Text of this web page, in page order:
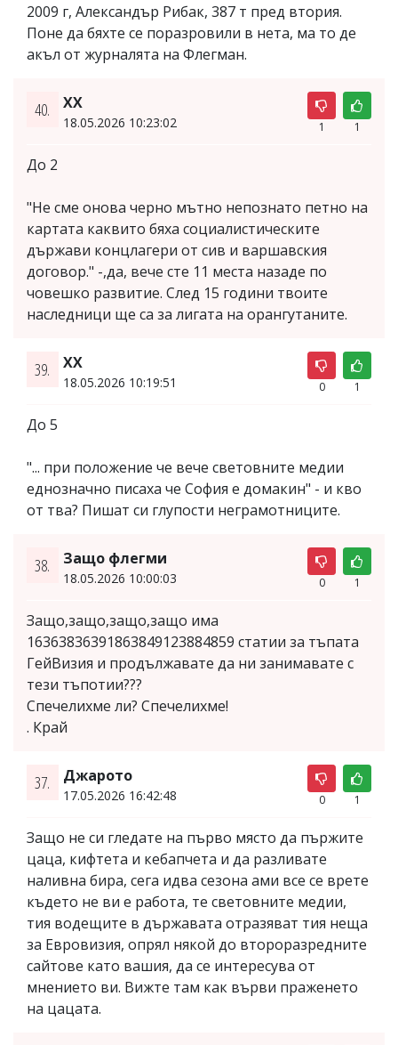
2009 г, Александър Рибак, 387 т пред втория.
Поне да бяхте се поразровили в нета, ма то де
акъл от журналята на Флегман.
40. XX
18.05.2026 10:23:02 1 1
До 2
"Не сме онова черно мътно непознато петно на
картата каквито бяха социалистическите
държави концлагери от сив и варшавския
договор." -,да, вече сте 11 места назаде по
човешко развитие. След 15 години твоите
наследници ще са за лигата на орангутаните.
39. XX
18.05.2026 10:19:51 0 1
До 5
"... при положение че вече световните медии
еднозначно писаха че София е домакин" - и кво
от тва? Пишат си глупости неграмотниците.
38. Защо флегми
18.05.2026 10:00:03 0 1
Защо,защо,защо,защо има
16363836391863849123884859 статии за тъпата
ГейВизия и продължавате да ни занимавате с
тези тъпотии???
Спечелихме ли? Спечелихме!
. Край
37. Джарото
17.05.2026 16:42:48 0 1
Защо не си гледате на първо място да пържите
цаца, кифтета и кебапчета и да разливате
наливна бира, сега идва сезона ами все се врете
където не ви е работа, те световните медии,
тия водещите в държавата отразяват тия неща
за Евровизия, опрял някой до второразредните
сайтове като вашия, да се интересува от
мнението ви. Вижте там как върви праженето
на цацата.